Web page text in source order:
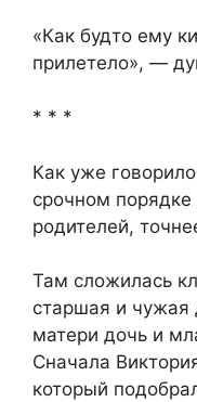
«Как будто ему
прилетело», —
* * *
Как уже
срочном порядке
родителей,
Там сложилась
старшая и
матери дочь и
Сначала
который